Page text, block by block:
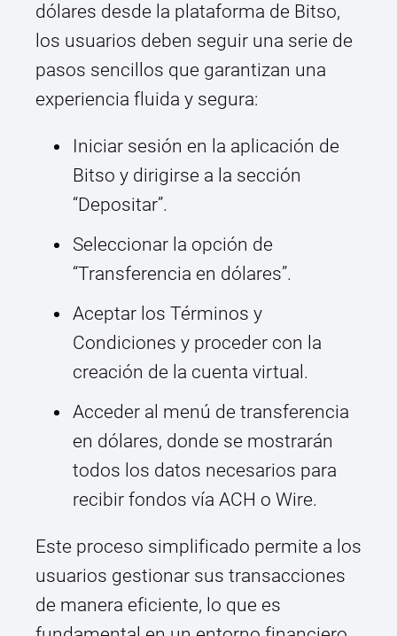
dólares desde la plataforma de Bitso,
los usuarios deben seguir una serie de
pasos sencillos que garantizan una
experiencia fluida y segura:
Iniciar sesión en la aplicación de
Bitso y dirigirse a la sección
“Depositar”.
Seleccionar la opción de
“Transferencia en dólares”.
Aceptar los Términos y
Condiciones y proceder con la
creación de la cuenta virtual.
Acceder al menú de transferencia
en dólares, donde se mostrarán
todos los datos necesarios para
recibir fondos vía ACH o Wire.
Este proceso simplificado permite a los
usuarios gestionar sus transacciones
de manera eficiente, lo que es